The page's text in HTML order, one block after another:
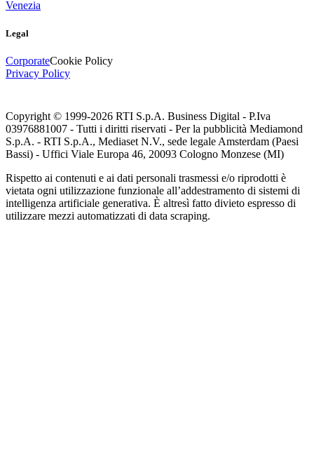
Venezia
Legal
CorporateCookie Policy
Privacy Policy
Copyright © 1999-2026 RTI S.p.A. Business Digital - P.Iva
03976881007 - Tutti i diritti riservati - Per la pubblicità Mediamond
S.p.A. - RTI S.p.A., Mediaset N.V., sede legale Amsterdam (Paesi
Bassi) - Uffici Viale Europa 46, 20093 Cologno Monzese (MI)
Rispetto ai contenuti e ai dati personali trasmessi e/o riprodotti è
vietata ogni utilizzazione funzionale all’addestramento di sistemi di
intelligenza artificiale generativa. È altresì fatto divieto espresso di
utilizzare mezzi automatizzati di data scraping.